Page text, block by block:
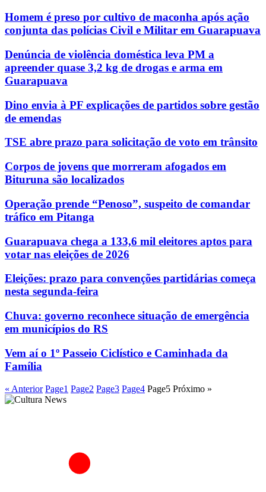
Homem é preso por cultivo de maconha após ação
conjunta das polícias Civil e Militar em Guarapuava
Denúncia de violência doméstica leva PM a
apreender quase 3,2 kg de drogas e arma em
Guarapuava
Dino envia à PF explicações de partidos sobre gestão
de emendas
TSE abre prazo para solicitação de voto em trânsito
Corpos de jovens que morreram afogados em
Bituruna são localizados
Operação prende “Penoso”, suspeito de comandar
tráfico em Pitanga
Guarapuava chega a 133,6 mil eleitores aptos para
votar nas eleições de 2026
Eleições: prazo para convenções partidárias começa
nesta segunda-feira
Chuva: governo reconhece situação de emergência
em municípios do RS
Vem aí o 1º Passeio Ciclístico e Caminhada da
Família
« Anterior Page1 Page2 Page3 Page4 Page5 Próximo »